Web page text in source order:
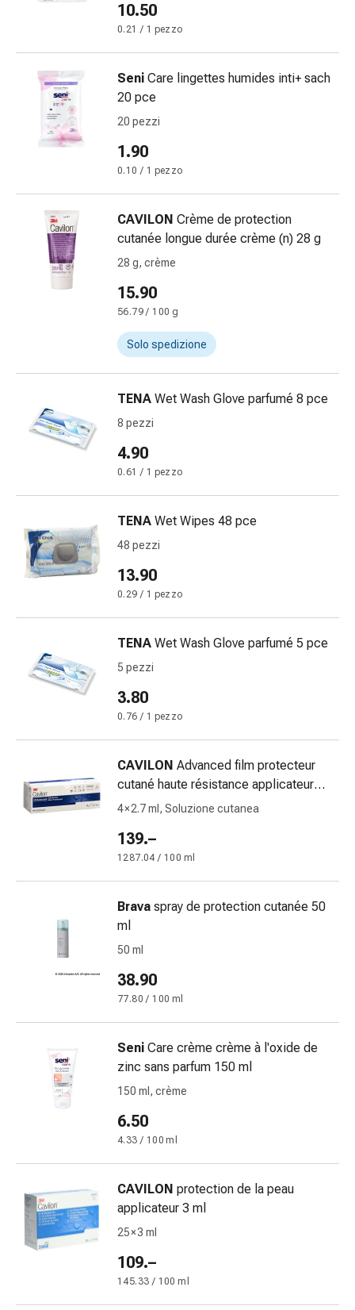
Bende
di
fissaggio
Garza
compressivi
Medicazioni
Bende,
accessori
Medicazioni
tubolari
medicazione
Ustioni
scottature
Kit
cambio
della
medicazione
Medicazioni
adesive
Trattamento
Spray
Strisce
adesivi
la
chiusura
delle
ferite
Unguento
tiraggio
Tamponi
medicali
Orecchie
Disturbi
dell'orecchio
Cura
delle
Gocce
oculari
Infiammazione
occhi
Bende
per
occhi
10.50
0.21 / 1 pezzo
Seni Care lingettes humides inti+ sach
20 pce
20 pezzi
1.90
0.10 / 1 pezzo
CAVILON Crème de protection
cutanée longue durée crème (n) 28 g
28 g, crème
15.90
56.79 / 100 g
Solo spedizione
TENA Wet Wash Glove parfumé 8 pce
8 pezzi
4.90
0.61 / 1 pezzo
TENA Wet Wipes 48 pce
48 pezzi
13.90
0.29 / 1 pezzo
TENA Wet Wash Glove parfumé 5 pce
5 pezzi
3.80
0.76 / 1 pezzo
CAVILON Advanced film protecteur
cutané haute résistance applicateur
2.7 ml
4 × 2.7 ml, Soluzione cutanea
139.–
1287.04 / 100 ml
Brava spray de protection cutanée 50
ml
50 ml
38.90
77.80 / 100 ml
Seni Care crème crème à l'oxide de
zinc sans parfum 150 ml
150 ml, crème
6.50
4.33 / 100 ml
CAVILON protection de la peau
applicateur 3 ml
25 × 3 ml
109.–
145.33 / 100 ml